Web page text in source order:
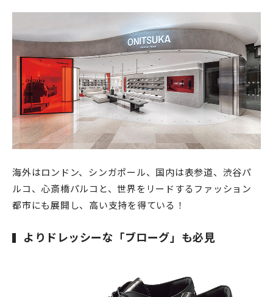
海外はロンドン、シンガポール、国内は表参道、渋谷パ
ルコ、心斎橋パルコと、世界をリードするファッション
都市にも展開し、高い支持を得ている！
よりドレッシーな「ブローグ」も必見